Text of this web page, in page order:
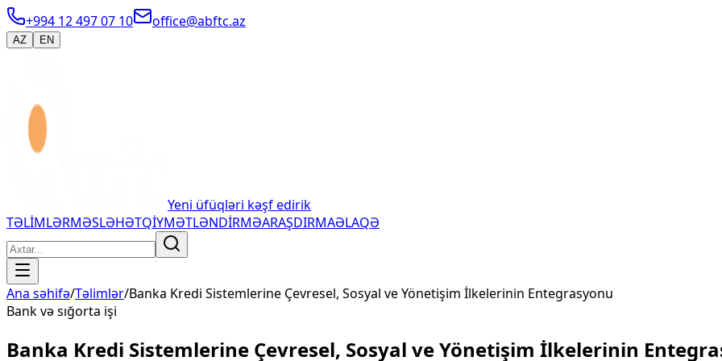
+994 12 497 07 10 office@abftc.az
AZ EN
Yeni üfüqləri kəşf edirik
TƏLİMLƏRMƏSLƏHƏTQİYMƏTLƏNDİRMƏARAŞDIRMAƏLAQƏ
Ana səhifə/Təlimlər/Banka Kredi Sistemlerine Çevresel, Sosyal ve Yönetişim İlkelerinin Entegrasyonu
Bank və sığorta işi
Banka Kredi Sistemlerine Çevresel, Sosyal ve Yönetişim İlkelerinin